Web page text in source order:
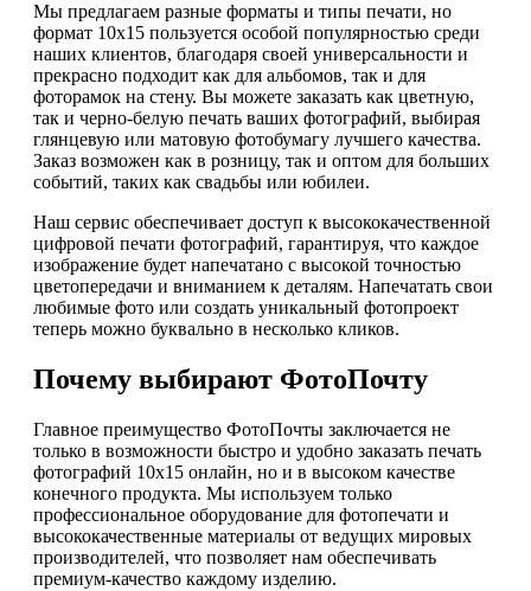
Мы предлагаем разные форматы и типы печати, но
формат 10х15 пользуется особой популярностью среди
наших клиентов, благодаря своей универсальности и
прекрасно подходит как для альбомов, так и для
фоторамок на стену. Вы можете заказать как цветную,
так и черно-белую печать ваших фотографий, выбирая
глянцевую или матовую фотобумагу лучшего качества.
Заказ возможен как в розницу, так и оптом для больших
событий, таких как свадьбы или юбилеи.
Наш сервис обеспечивает доступ к высококачественной
цифровой печати фотографий, гарантируя, что каждое
изображение будет напечатано с высокой точностью
цветопередачи и вниманием к деталям. Напечатать свои
любимые фото или создать уникальный фотопроект
теперь можно буквально в несколько кликов.
Почему выбирают ФотоПочту
Главное преимущество ФотоПочты заключается не
только в возможности быстро и удобно заказать печать
фотографий 10х15 онлайн, но и в высоком качестве
конечного продукта. Мы используем только
профессиональное оборудование для фотопечати и
высококачественные материалы от ведущих мировых
производителей, что позволяет нам обеспечивать
премиум-качество каждому изделию.